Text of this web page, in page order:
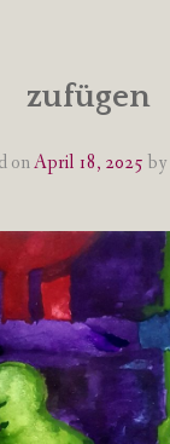
zufügen
onApril 18, 2025 by